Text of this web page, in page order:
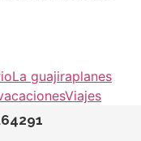
La guajiraplanes
Viajes